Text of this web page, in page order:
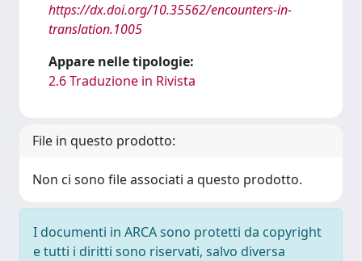
https://dx.doi.org/10.35562/encounters-in-
translation.1005
Appare nelle tipologie:
2.6 Traduzione in Rivista
File in questo prodotto:
Non ci sono file associati a questo prodotto.
I documenti in ARCA sono protetti da copyright
e tutti i diritti sono riservati, salvo diversa